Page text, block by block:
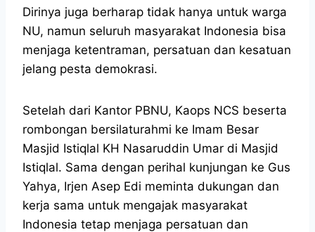
Dirinya juga berharap tidak hanya untuk warga
NU, namun seluruh masyarakat Indonesia bisa
menjaga ketentraman, persatuan dan kesatuan
jelang pesta demokrasi.
Setelah dari Kantor PBNU, Kaops NCS beserta
rombongan bersilaturahmi ke Imam Besar
Masjid Istiqlal KH Nasaruddin Umar di Masjid
Istiqlal. Sama dengan perihal kunjungan ke Gus
Yahya, Irjen Asep Edi meminta dukungan dan
kerja sama untuk mengajak masyarakat
Indonesia tetap menjaga persatuan dan